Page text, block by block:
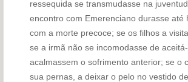
ressequida se transmudasse na
encontro com Emerenciano durasse
com a morte precoce; se os filhos a
se a irmã não se incomodasse de
acalmassem o sofrimento anterior; se o
sua pernas, a deixar o pelo no vestido